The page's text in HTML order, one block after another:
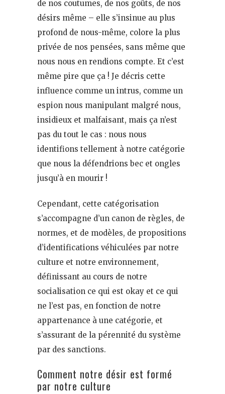
de nos coutumes, de nos goûts, de nos
désirs même – elle s’insinue au plus
profond de nous-même, colore la plus
privée de nos pensées, sans même que
nous nous en rendions compte. Et c’est
même pire que ça ! Je décris cette
influence comme un intrus, comme un
espion nous manipulant malgré nous,
insidieux et malfaisant, mais ça n’est
pas du tout le cas : nous nous
identifions tellement à notre catégorie
que nous la défendrions bec et ongles
jusqu’à en mourir !
Cependant, cette catégorisation
s’accompagne d’un canon de règles, de
normes, et de modèles, de propositions
d’identifications véhiculées par notre
culture et notre environnement,
définissant au cours de notre
socialisation ce qui est okay et ce qui
ne l’est pas, en fonction de notre
appartenance à une catégorie, et
s’assurant de la pérennité du système
par des sanctions.
Comment notre désir est formé
par notre culture